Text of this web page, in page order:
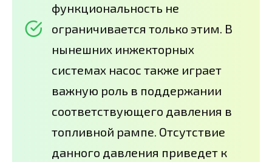
функциональность не
ограничивается только этим. В
нынешних инжекторных
системах насос также играет
важную роль в поддержании
соответствующего давления в
топливной рампе. Отсутствие
данного давления приведет к